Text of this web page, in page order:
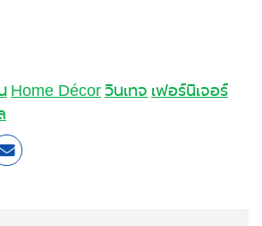
Home Décor วินเทจ เฟอร์นิเจอร์